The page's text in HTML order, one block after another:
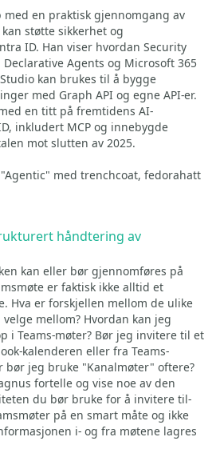
med en praktisk gjennomgang av
støtte sikkerhet og
ID. Han viser hvordan Security
Declarative Agents og Microsoft 365
kan brukes til å bygge
med Graph API og egne API-er.
en titt på fremtidens AI-
inkludert MCP og innebygde
mot slutten av 2025.
med trenchcoat, fedorahatt
håndtering av
kan eller bør gjennomføres på
er faktisk ikke alltid et
Hva er forskjellen mellom de ulike
mellom? Hvordan kan jeg
i Teams-møter? Bør jeg invitere til et
kalenderen eller fra Teams-
bør jeg bruke "Kanalmøter" oftere?
fortelle og vise noe av den
du bør bruke for å invitere til-
på en smart måte og ikke
i- og fra møtene lagres